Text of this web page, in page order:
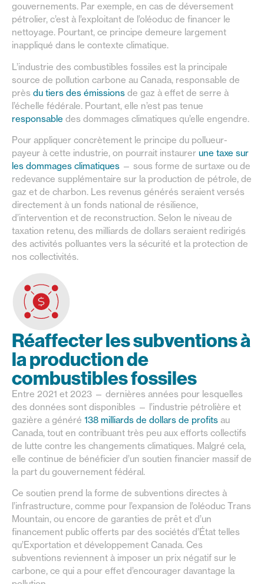
gouvernements. Par exemple, en cas de déversement
pétrolier, c’est à l’exploitant de l’oléoduc de financer le
nettoyage. Pourtant, ce principe demeure largement
inappliqué dans le contexte climatique.
L’industrie des combustibles fossiles est la principale
source de pollution carbone au Canada, responsable de
près du tiers des émissions de gaz à effet de serre à
l’échelle fédérale. Pourtant, elle n’est pas tenue
responsable des dommages climatiques qu’elle engendre.
Pour appliquer concrètement le principe du pollueur-
payeur à cette industrie, on pourrait instaurer une taxe sur
les dommages climatiques — sous forme de surtaxe ou de
redevance supplémentaire sur la production de pétrole, de
gaz et de charbon. Les revenus générés seraient versés
directement à un fonds national de résilience,
d’intervention et de reconstruction. Selon le niveau de
taxation retenu, des milliards de dollars seraient redirigés
des activités polluantes vers la sécurité et la protection de
nos collectivités.
Réaffecter les subventions à
la production de
combustibles fossiles
Entre 2021 et 2023 — dernières années pour lesquelles
des données sont disponibles — l’industrie pétrolière et
gazière a généré 138 milliards de dollars de profits au
Canada, tout en contribuant très peu aux efforts collectifs
de lutte contre les changements climatiques. Malgré cela,
elle continue de bénéficier d’un soutien financier massif de
la part du gouvernement fédéral.
Ce soutien prend la forme de subventions directes à
l’infrastructure, comme pour l’expansion de l’oléoduc Trans
Mountain, ou encore de garanties de prêt et d’un
financement public offerts par des sociétés d’État telles
qu’Exportation et développement Canada. Ces
subventions reviennent à imposer un prix négatif sur le
carbone, ce qui a pour effet d’encourager davantage la